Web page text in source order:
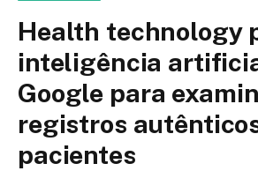
Health technology
inteligência
Google para
registros
pacientes